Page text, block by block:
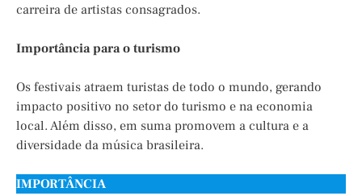
carreira de artistas consagrados.
Importância para o turismo
Os festivais atraem turistas de todo o mundo, gerando
impacto positivo no setor do turismo e na economia
local. Além disso, em suma promovem a cultura e a
diversidade da música brasileira.
IMPORTÂNCIA